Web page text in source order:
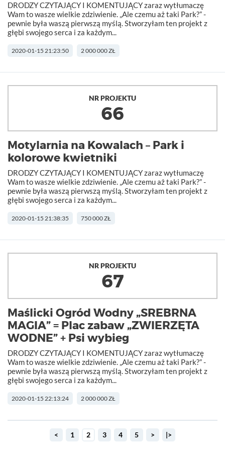
DRODZY CZYTAJĄCY I KOMENTUJĄCY zaraz wytłumaczę
Wam to wasze wielkie zdziwienie. „Ale czemu aż taki Park?” -
pewnie była waszą pierwszą myślą. Stworzyłam ten projekt z
głębi swojego serca i za każdym...
2020-01-15 21:23:50 2 000 000 ZŁ
NR PROJEKTU
66
Motylarnia na Kowalach – Park i
kolorowe kwietniki
DRODZY CZYTAJĄCY I KOMENTUJĄCY zaraz wytłumaczę
Wam to wasze wielkie zdziwienie. „Ale czemu aż taki Park?” -
pewnie była waszą pierwszą myślą. Stworzyłam ten projekt z
głębi swojego serca i za każdym...
2020-01-15 21:38:35 750 000 ZŁ
NR PROJEKTU
67
Maślicki Ogród Wodny „SREBRNA
MAGIA” = Plac zabaw „ZWIERZĘTA
WODNE” + Psi wybieg
DRODZY CZYTAJĄCY I KOMENTUJĄCY zaraz wytłumaczę
Wam to wasze wielkie zdziwienie. „Ale czemu aż taki Park?” -
pewnie była waszą pierwszą myślą. Stworzyłam ten projekt z
głębi swojego serca i za każdym...
2020-01-15 22:13:24 2 000 000 ZŁ
< 1 2 3 4 5 > |>